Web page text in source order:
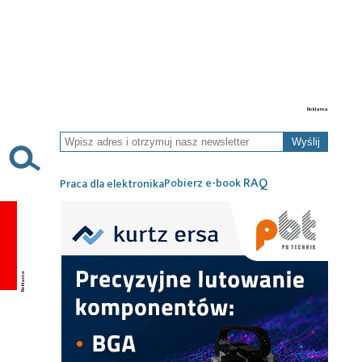
Wyślij
Praca dla elektronikaPobierz e-bookRAQ